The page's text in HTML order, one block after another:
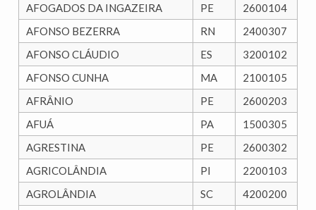
AFOGADOS DA INGAZEIRA
PE
2600104
AFONSO BEZERRA
RN
2400307
AFONSO CLÁUDIO
ES
3200102
AFONSO CUNHA
MA
2100105
AFRÂNIO
PE
2600203
AFUÁ
PA
1500305
AGRESTINA
PE
2600302
AGRICOLÂNDIA
PI
2200103
AGROLÂNDIA
SC
4200200